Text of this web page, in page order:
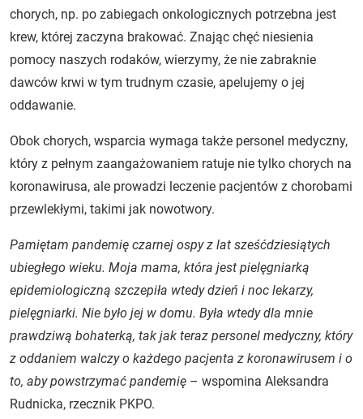
chorych, np. po zabiegach onkologicznych potrzebna jest
krew, której zaczyna brakować. Znając chęć niesienia
pomocy naszych rodaków, wierzymy, że nie zabraknie
dawców krwi w tym trudnym czasie, apelujemy o jej
oddawanie.
Obok chorych, wsparcia wymaga także personel medyczny,
który z pełnym zaangażowaniem ratuje nie tylko chorych na
koronawirusa, ale prowadzi leczenie pacjentów z chorobami
przewlekłymi, takimi jak nowotwory.
Pamiętam pandemię czarnej ospy z lat sześćdziesiątych
ubiegłego wieku. Moja mama, która jest pielęgniarką
epidemiologiczną szczepiła wtedy dzień i noc lekarzy,
pielęgniarki. Nie było jej w domu. Była wtedy dla mnie
prawdziwą bohaterką, tak jak teraz personel medyczny, który
z oddaniem walczy o każdego pacjenta z koronawirusem i o
to, aby powstrzymać pandemię – wspomina Aleksandra
Rudnicka, rzecznik PKPO.